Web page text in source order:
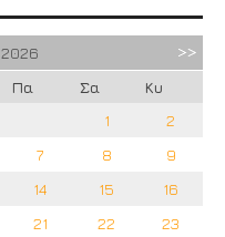
2026
Πα Σα
Κυ
1
2
7 8
9
14 15
16
21 22
23